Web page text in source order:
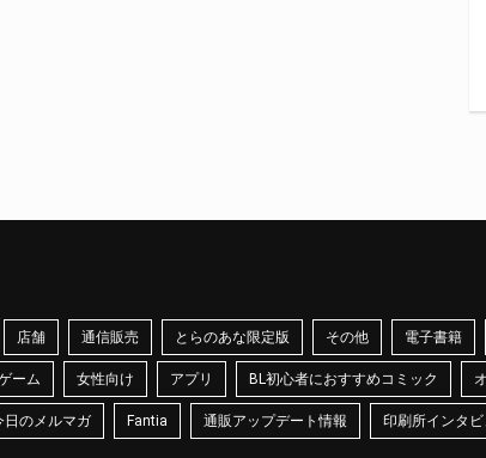
店舗 通信販売 とらのあな限定版 その他 電子書籍
ーム 女性向け アプリ BL初心者におすすめコミック
日のメルマガ Fantia 通販アップデート情報 印刷所インタ